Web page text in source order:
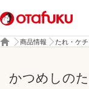
商品情報 たれ・ケ
かつめしの